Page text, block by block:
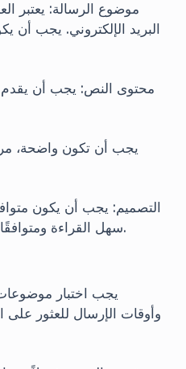
موضوع الرسالة: يعتبر
البريد الإلكتروني. يجب أن
محتوى النص: يجب أن
التصميم: يجب أن يكون
سهل القراءة ومتوافقًا مع هوية العلامة التجارية.